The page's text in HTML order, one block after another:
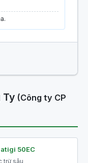
Ty (Công ty CP
50EC
trừ sâu